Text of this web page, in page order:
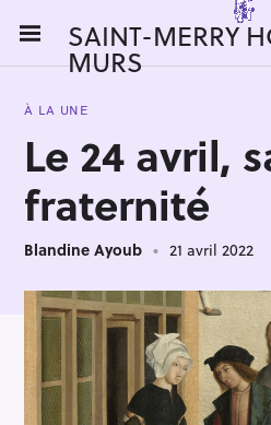
i
SAINT-MERRY
MURS
À LA UNE
Le 24 avril,
fraternité
Blandine Ayoub 21 avril 2022